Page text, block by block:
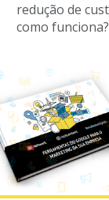
redução de
como